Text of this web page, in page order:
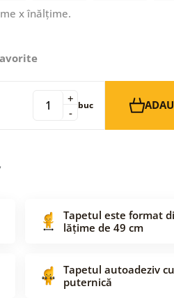
x înălțime.
-
+ buc
Tapetul este format
lățime de 49 cm
Tapetul autoadeziv
puternică